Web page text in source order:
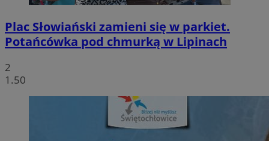
Plac Słowiański zamieni się w parkiet.
Potańcówka pod chmurką w Lipinach
2
1.50